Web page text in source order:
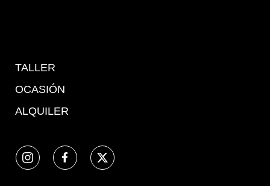
TALLER
OCASIÓN
ALQUILER